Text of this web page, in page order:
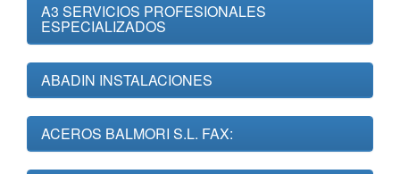
A3 SERVICIOS PROFESIONALES
ESPECIALIZADOS
ABADIN INSTALACIONES
ACEROS BALMORI S.L. FAX: